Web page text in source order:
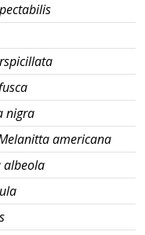
nigra
americana
albeola